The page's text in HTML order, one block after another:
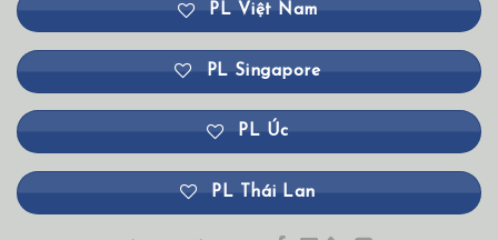
PL Việt Nam
PL Singapore
PL Úc
PL Thái Lan